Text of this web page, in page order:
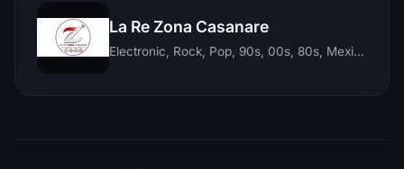
La Re Zona Casanare
Electronic, Rock, Pop, 90s, 00s, 80s, Mexican, Ranchera, Reggaeton, Instrumental, Salsa, Merengue, Tropical, Romantic, Vallenato, Llanera